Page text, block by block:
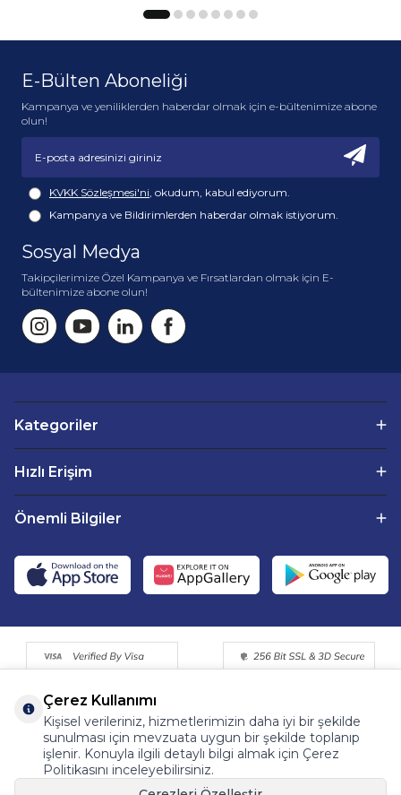
E-Bülten Aboneliği
Kampanya ve yeniliklerden haberdar olmak için e-bültenimize abone
olun!
KVKK Sözleşmesi'ni , okudum, kabul ediyorum.
Kampanya ve Bildirimlerden haberdar olmak istiyorum.
Sosyal Medya
Takipçilerimize Özel Kampanya ve Fırsatlardan olmak için E-
bültenimize abone olun!
Kategoriler
Hızlı Erişim
Önemli Bilgiler
©2015 - 2025 Tüm Hakkı Saklıdır. Fermentemutfagim.com
Çerez Kullanımı
Kişisel verileriniz, hizmetlerimizin daha iyi bir şekilde
sunulması için mevzuata uygun bir şekilde toplanıp
işlenir. Konuyla ilgili detaylı bilgi almak için Çerez
Politikasını inceleyebilirsiniz.